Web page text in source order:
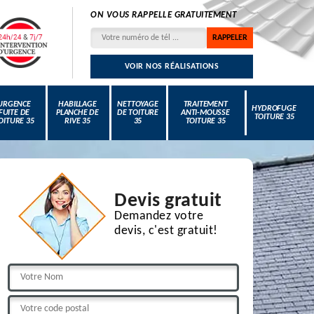
ON VOUS RAPPELLE GRATUITEMENT
VOIR NOS RÉALISATIONS
DE
35
HABILLAGE
PLANCHE DE
RIVE 35
NETTOYAGE
DE TOITURE
35
TRAITEMENT
ANTI-MOUSSE
TOITURE 35
HYDROFUGE
TOITURE 35
Devis gratuit
Demandez votre
devis, c'est gratuit!